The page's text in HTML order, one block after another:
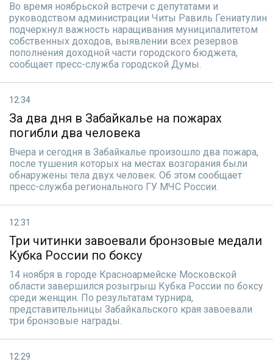
Во время ноябрьской встречи с депутатами и
руководством администрации Читы Равиль Гениатулин
подчеркнул важность наращивания муниципалитетом
собственных доходов, выявлении всех резервов
пополнения доходной части городского бюджета,
сообщает пресс-служба городской Думы.
12:34
За два дня в Забайкалье на пожарах
погибли два человека
Вчера и сегодня в Забайкалье произошло два пожара,
после тушения которых на местах возгорания были
обнаружены тела двух человек. Об этом сообщает
пресс-служба регионального ГУ МЧС России.
12:31
Три читинки завоевали бронзовые медали
Кубка России по боксу
14 ноября в городе Красноармейске Московской
области завершился розыгрыш Кубка России по боксу
среди женщин. По результатам турнира,
представительницы Забайкальского края завоевали
три бронзовые награды.
12:29